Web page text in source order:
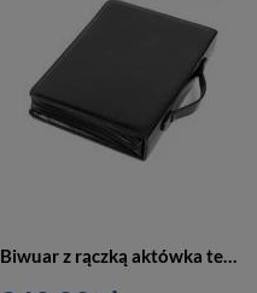
Biwuar z rączką aktówka teczka na dokumenty czarna Vip Collection AK-07N